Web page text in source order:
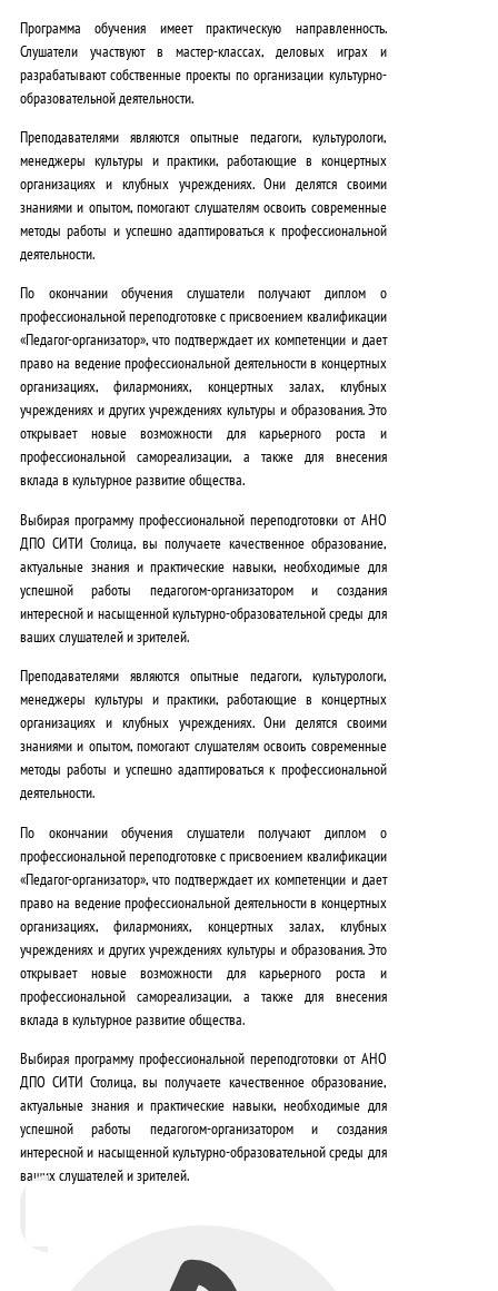
Программа обучения имеет практическую направленность.
Слушатели участвуют в мастер-классах, деловых играх и
разрабатывают собственные проекты по организации культурно-
образовательной деятельности.
Преподавателями являются опытные педагоги, культурологи,
менеджеры культуры и практики, работающие в концертных
организациях и клубных учреждениях. Они делятся своими
знаниями и опытом, помогают слушателям освоить современные
методы работы и успешно адаптироваться к профессиональной
деятельности.
По окончании обучения слушатели получают диплом о
профессиональной переподготовке с присвоением квалификации
«Педагог-организатор», чтоподтверждает их компетенции и дает
право на ведение профессиональной деятельностив концертных
организациях, филармониях, концертных залах, клубных
учреждениях и других учреждениях культуры и образования. Это
открывает новые возможности для карьерного роста и
профессиональной самореализации, а также для внесения
вклада в культурное развитие общества.
Выбирая программу профессиональной переподготовки от АНО
ДПО СИТИ Столица, вы получаете качественное образование,
актуальные знания и практические навыки, необходимые для
успешной работы педагогом-организатором и создания
интересной и насыщенной культурно-образовательной среды для
ваших слушателей и зрителей.
Преподавателями являются опытные педагоги, культурологи,
менеджеры культуры и практики, работающие в концертных
организациях и клубных учреждениях. Они делятся своими
знаниями и опытом, помогают слушателям освоить современные
методы работы и успешно адаптироваться к профессиональной
деятельности.
По окончании обучения слушатели получают диплом о
профессиональной переподготовке с присвоением квалификации
«Педагог-организатор», чтоподтверждает их компетенции и дает
право на ведение профессиональной деятельностив концертных
организациях, филармониях, концертных залах, клубных
учреждениях и других учреждениях культуры и образования. Это
открывает новые возможности для карьерного роста и
профессиональной самореализации, а также для внесения
вклада в культурное развитие общества.
Выбирая программу профессиональной переподготовки от АНО
ДПО СИТИ Столица, вы получаете качественное образование,
актуальные знания и практические навыки, необходимые для
успешной работы педагогом-организатором и создания
интересной и насыщенной культурно-образовательной среды для
ваших слушателей и зрителей.